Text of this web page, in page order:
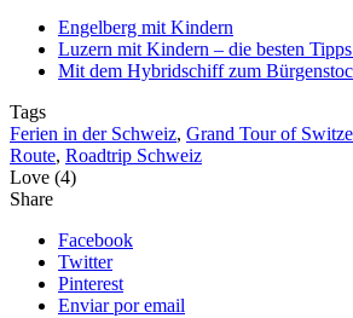
Engelberg mit Kindern
Luzern mit Kindern – die besten
Mit dem Hybridschiff zum
Tags
Ferien in der Schweiz, Grand Tour of
Route, Roadtrip Schweiz
Love (4)
Share
Facebook
Twitter
Pinterest
Enviar por email